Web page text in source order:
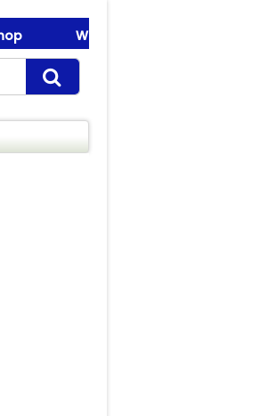
Welcome To Amanah
Welcome To Amanah